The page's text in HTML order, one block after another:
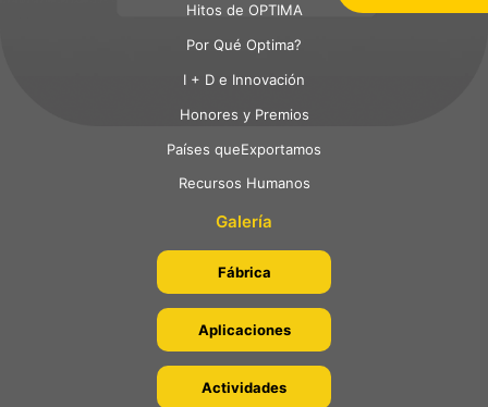
Hitos de OPTIMA
Por Qué Optima?
I + D e Innovación
Honores y Premios
Países queExportamos
Recursos Humanos
Galería
Fábrica
Aplicaciones
Actividades